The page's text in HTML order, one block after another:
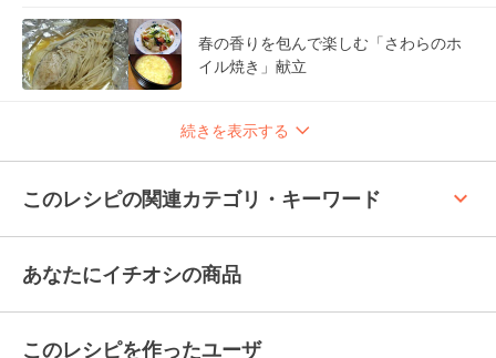
春の香りを包んで楽しむ「さわらのホ
イル焼き」献立
続きを表示する
このレシピの関連カテゴリ・キーワード keyboard_arrow_up
あなたにイチオシの商品
このレシピを作ったユーザ